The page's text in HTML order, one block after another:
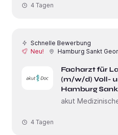
4 Tagen
Schnelle Bewerbung
Neu!
Hamburg Sankt
Facharzt für
(m/w/d) Voll-
Hamburg
akut
4 Tagen